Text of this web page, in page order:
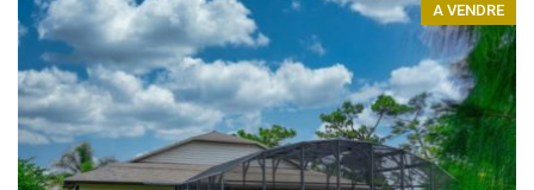
A VENDRE